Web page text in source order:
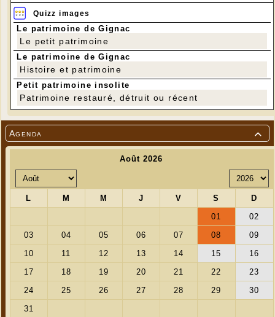

Agenda
---
"Utopie", "Demain", "le monde d'après" : les
expressions qui appellent à un monde plus juste et
plus durable sont multiples. Celles et ceux qui le
construisent sont nombreux, agissant à leur échelle,
inspirant d'autres à faire de même. "Après-demain"
a le mérite de mettre en lumière les réussites
comme les difficultés qui peuvent être rencontrées.
La projection du film sera suivie d'un échange
avec Tatiana Badouard, chargée de
communication et de vie coopérative chez
Enercoop Midi-Pyrénées.
Cette coopérative
d'électricité renouvelable, forte de 4000 sociétaires,
agit pour la transition énergétique citoyenne sur le
territoire. Elle développe notamment ses propres
moyens de production, comme le parc solaire de
Quizz images
Le patrimoine de Gignac
Le petit patrimoine
Le patrimoine de Gignac
Histoire et patrimoine
Petit patrimoine insolite
Patrimoine restauré, détruit ou récent